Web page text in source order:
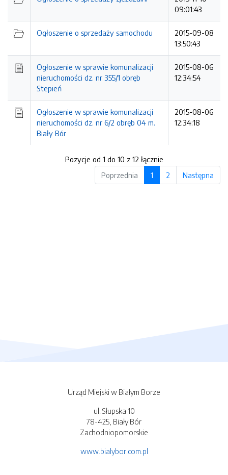
09:01:43
Ogłoszenie o sprzedaży samochodu
2015-09-08
13:50:43
Ogłoszenie w sprawie komunalizacji
nieruchomości dz. nr 355/1 obręb
Stepień
2015-08-06
12:34:54
Ogłoszenie w sprawie komunalizacji
nieruchomości dz. nr 6/2 obręb 04 m.
Biały Bór
2015-08-06
12:34:18
Pozycje od 1 do 10 z 12 łącznie
Poprzednia
1 2 Następna
Urząd Miejski w Białym Borze
ul. Słupska 10
78-425, Biały Bór
Zachodniopomorskie
www.bialybor.com.pl